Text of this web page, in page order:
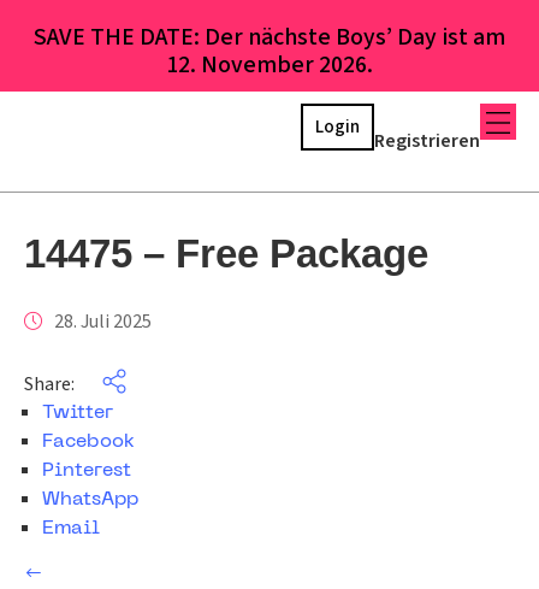
SAVE THE DATE: Der nächste Boys’ Day ist am
12. November 2026.
Registrieren
Login
14475 – Free Package
28. Juli 2025
Share:
Twitter
Facebook
Pinterest
WhatsApp
Email